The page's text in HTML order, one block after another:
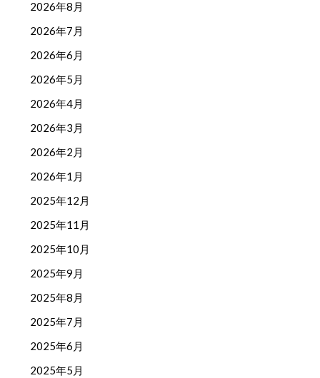
2026年8月
2026年7月
2026年6月
2026年5月
2026年4月
2026年3月
2026年2月
2026年1月
2025年12月
2025年11月
2025年10月
2025年9月
2025年8月
2025年7月
2025年6月
2025年5月